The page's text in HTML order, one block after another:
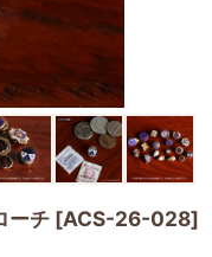
ーチ [ACS-26-028]